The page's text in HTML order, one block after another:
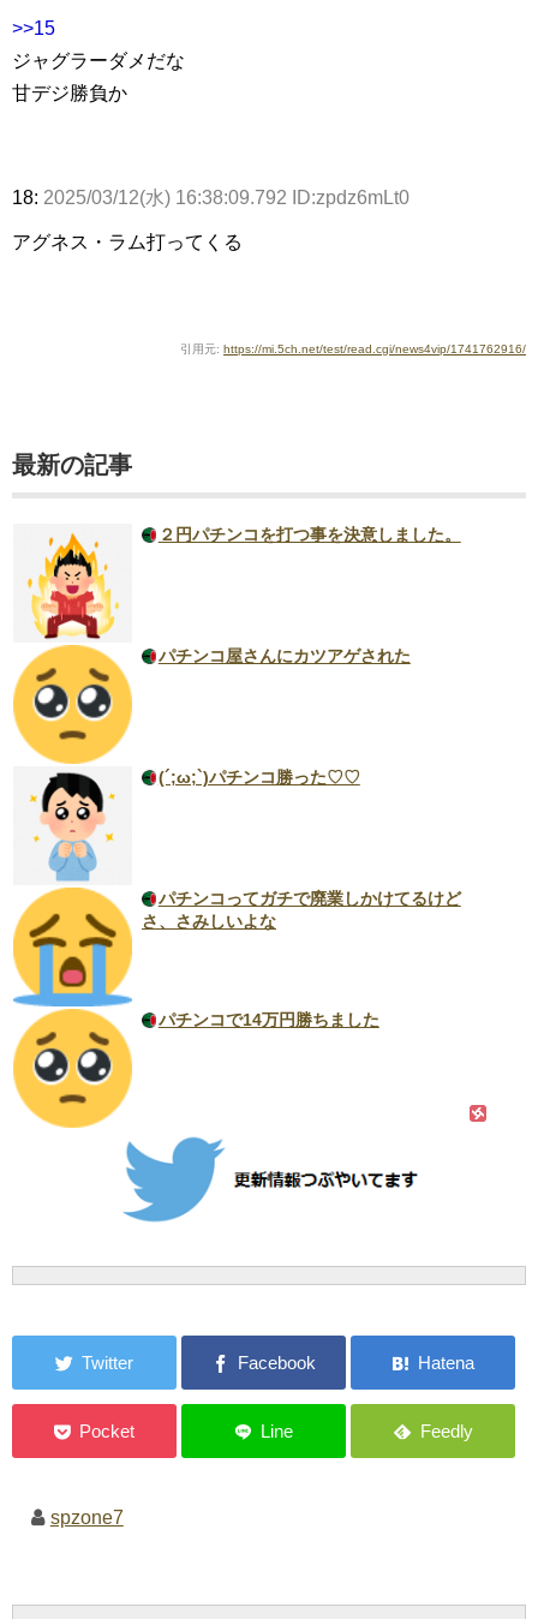
>>15
ジャグラーダメだな
甘デジ勝負か
18: 2025/03/12(水) 16:38:09.792 ID:zpdz6mLt0
アグネス・ラム打ってくる
引用元: https://mi.5ch.net/test/read.cgi/news4vip/1741762916/
最新の記事
２円パチンコを打つ事を決意しました。
パチンコ屋さんにカツアゲされた
(´;ω;`)パチンコ勝った♡♡
パチンコってガチで廃業しかけてるけど
さ、さみしいよな
パチンコで14万円勝ちました
spzone7